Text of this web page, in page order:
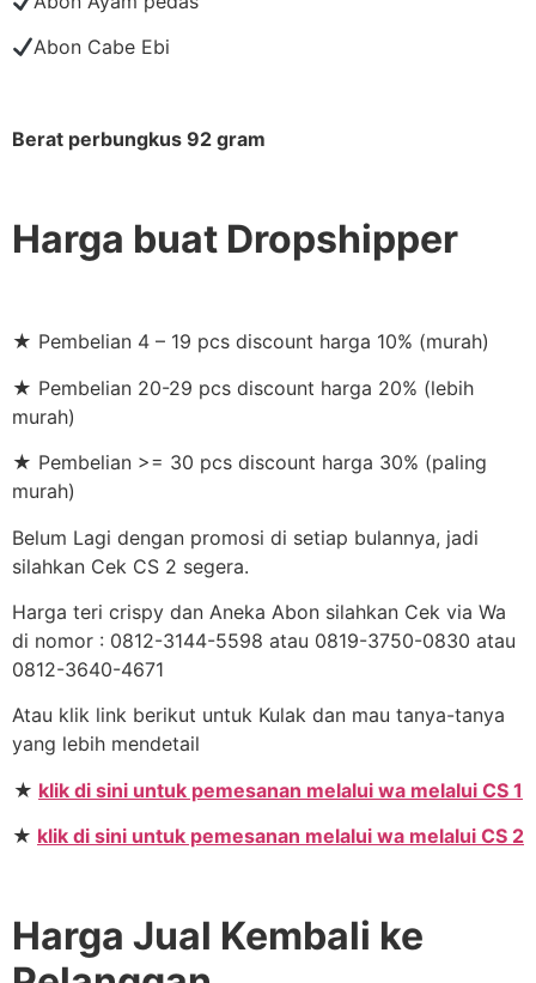
Abon Cabe Ebi
Berat perbungkus 92 gram
Harga buat Dropshipper
★ Pembelian 4 – 19 pcs discount harga 10% (murah)
★ Pembelian 20-29 pcs discount harga 20% (lebih
murah)
★ Pembelian >= 30 pcs discount harga 30% (paling
murah)
Belum Lagi dengan promosi di setiap bulannya, jadi
silahkan Cek CS 2 segera.
Harga teri crispy dan Aneka Abon silahkan Cek via Wa
di nomor : 0812-3144-5598 atau 0819-3750-0830 atau
0812-3640-4671
Atau klik link berikut untuk Kulak dan mau tanya-tanya
yang lebih mendetail
★ klik di sini untuk pemesanan melalui wa melalui CS 1
★ klik di sini untuk pemesanan melalui wa melalui CS 2
Harga Jual Kembali ke